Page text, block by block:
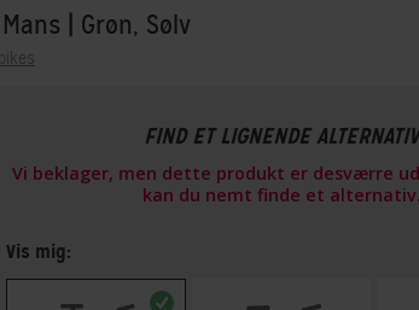
| Grøn, Sølv
FIND ET LIGNENDE ALTERNATIV
Vi beklager, men dette produkt er desværre
kan du nemt finde et alternativ.
Vis mig: